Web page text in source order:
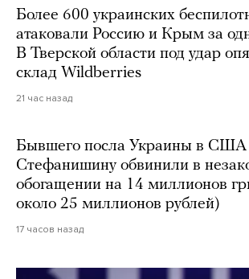
Более 600 украинских
атаковали Россию и Крым за
В Тверской области под удар
склад Wildberries
21 час назад
Бывшего посла Украины в США
Стефанишину обвинили в
обогащении на 14 миллионов
около 25 миллионов рублей)
17 часов назад